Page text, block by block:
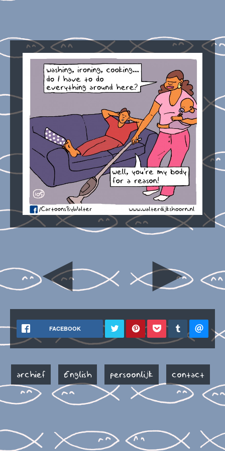
◄ ►
FACEBOOK
archief English persoonlijk contact